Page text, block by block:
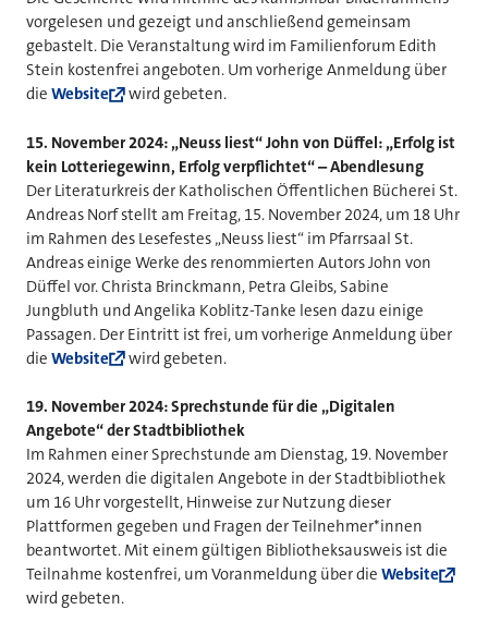
vorgelesen und gezeigt und anschließend gemeinsam
gebastelt. Die Veranstaltung wird im Familienforum Edith
Stein kostenfrei angeboten. Um vorherige Anmeldung über
die Website wird gebeten.
15. November 2024: „Neuss liest“ John von Düffel: „Erfolg ist
kein Lotteriegewinn, Erfolg verpflichtet“ – Abendlesung
Der Literaturkreis der Katholischen Öffentlichen Bücherei St.
Andreas Norf stellt am Freitag, 15. November 2024, um 18 Uhr
im Rahmen des Lesefestes „Neuss liest“ im Pfarrsaal St.
Andreas einige Werke des renommierten Autors John von
Düffel vor. Christa Brinckmann, Petra Gleibs, Sabine
Jungbluth und Angelika Koblitz-Tanke lesen dazu einige
Passagen. Der Eintritt ist frei, um vorherige Anmeldung über
die Website wird gebeten.
19. November 2024: Sprechstunde für die „Digitalen
Angebote“ der Stadtbibliothek
Im Rahmen einer Sprechstunde am Dienstag, 19. November
2024, werden die digitalen Angebote in der Stadtbibliothek
um 16 Uhr vorgestellt, Hinweise zur Nutzung dieser
Plattformen gegeben und Fragen der Teilnehmer*innen
beantwortet. Mit einem gültigen Bibliotheksausweis ist die
Teilnahme kostenfrei, um Voranmeldung über die Website
wird gebeten.